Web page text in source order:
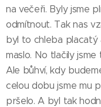
na večeři. Byly jsme
odmítnout. Tak nas
byl to chleba placatý
maslo. No tlačily
Ale bůhví, kdy
celou dobu jsme mu
pršelo. A byl tak